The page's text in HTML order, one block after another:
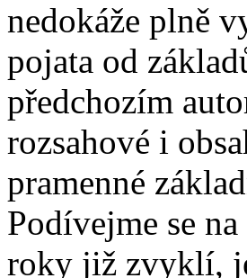
nedokáže plně
pojata od
předchozím
rozsahové i
pramenné
Podívejme se
roky již zvyklí,